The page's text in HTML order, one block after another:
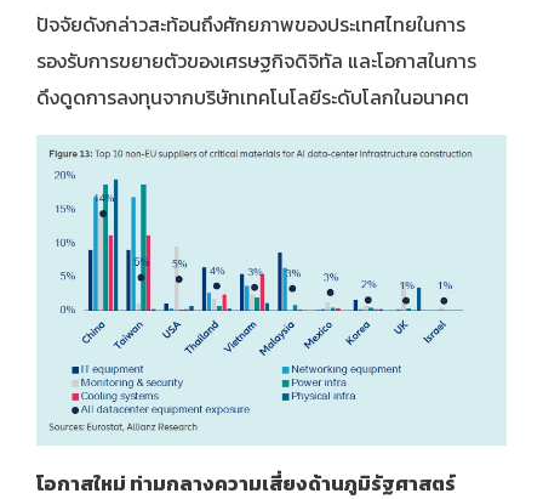
ปัจจัยดังกล่าวสะท้อนถึงศักยภาพของประเทศไทยในการ
รองรับการขยายตัวของเศรษฐกิจดิจิทัล และโอกาสในการ
ดึงดูดการลงทุนจากบริษัทเทคโนโลยีระดับโลกในอนาคต
โอกาสใหม่ ท่ามกลางความเสี่ยงด้านภูมิรัฐศาสตร์